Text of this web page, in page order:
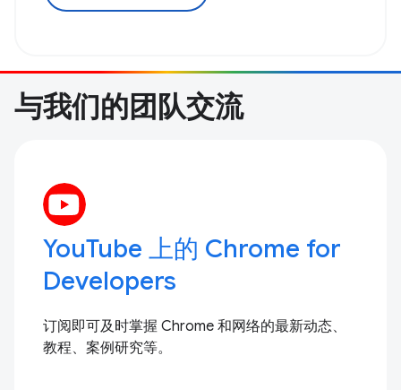
与我们的团队交流
YouTube 上的 Chrome for
Developers
订阅即可及时掌握 Chrome 和网络的最新动态、
教程、案例研究等。